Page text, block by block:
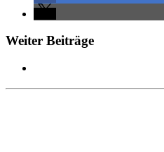
Weiter Beiträge